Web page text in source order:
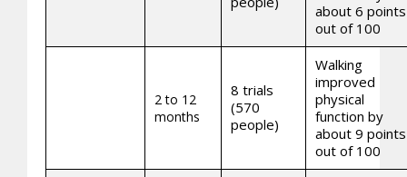
about 6 points
out of 100
2 to 12
months
8 trials
(570
people)
Walking
improved
physical
function by
about 9 points
out of 100